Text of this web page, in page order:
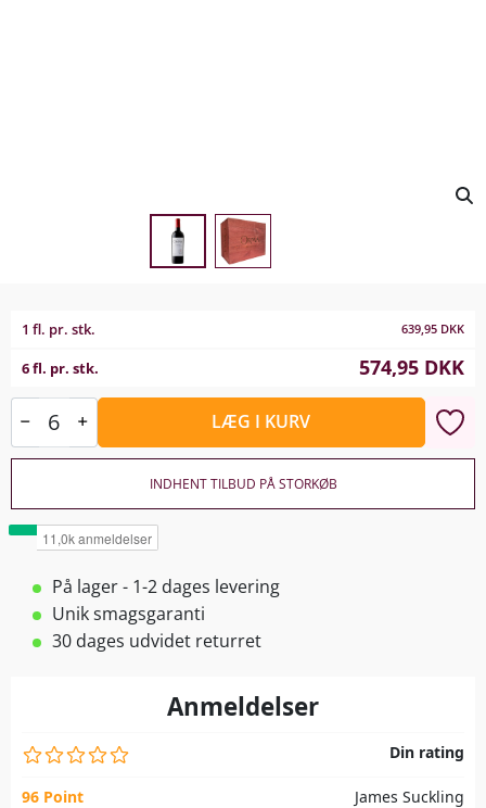
1 fl. pr. stk. 639,95 DKK
6 fl. pr. stk. 574,95 DKK
LÆG I KURV
INDHENT TILBUD PÅ STORKØB
På lager - 1-2 dages levering
Unik smagsgaranti
30 dages udvidet returret
Anmeldelser
Din rating
96 Point
James Suckling